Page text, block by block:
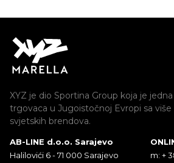
XYZ je dio Sportina Group koja je
trgovaca u Jugoistočnoj Evropi sa
svjetskih brendova.
AB-LINE d.o.o. Sarajevo
Halilovići 6 - 71 000 Sarajevo
m: +